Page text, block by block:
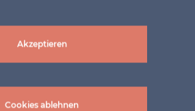
Akzeptieren
Cookies ablehnen